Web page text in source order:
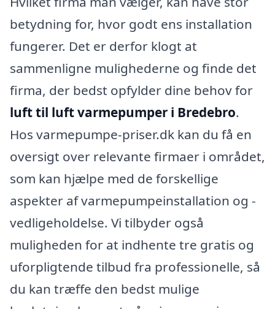
betydning for, hvor godt ens installation
fungerer. Det er derfor klogt at
sammenligne mulighederne og finde det
firma, der bedst opfylder dine behov for
luft til luft varmepumper i Bredebro.
Hos varmepumpe-priser.dk kan du få en
oversigt over relevante firmaer i området,
som kan hjælpe med de forskellige
aspekter af varmepumpeinstallation og -
vedligeholdelse. Vi tilbyder også
muligheden for at indhente tre gratis og
uforpligtende tilbud fra professionelle, så
du kan træffe den bedst mulige